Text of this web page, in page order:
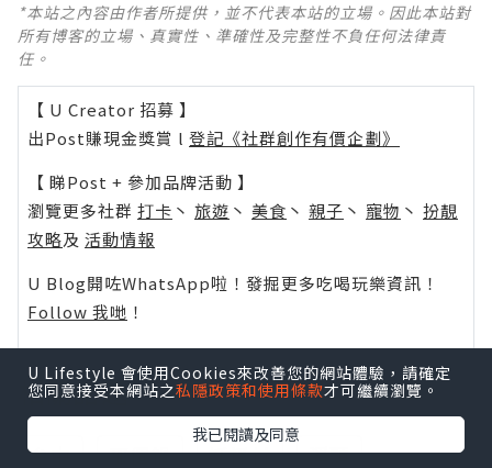
*本站之內容由作者所提供，並不代表本站的立場。因此本站對
所有博客的立場、真實性、準確性及完整性不負任何法律責
任。
【 U Creator 招募 】
出Post賺現金獎賞 l 登記《社群創作有價企劃》
【 睇Post + 參加品牌活動 】
瀏覽更多社群 打卡 丶 旅遊 丶 美食 丶 親子 丶 寵物 丶 扮靚
攻略及 活動情報
U Blog開咗WhatsApp啦！發掘更多吃喝玩樂資訊！
Follow 我哋 ！
相關話題
台中 那個鍋 妖怪村 溪頭
U Lifestyle 會使用Cookies來改善您的網站體驗，請確定
您同意接受本網站之私隱政策和使用條款才可繼續瀏覽。
我已閱讀及同意